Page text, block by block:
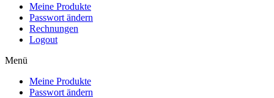
Meine Produkte
Passwort ändern
Rechnungen
Logout
Menü
Meine Produkte
Passwort ändern